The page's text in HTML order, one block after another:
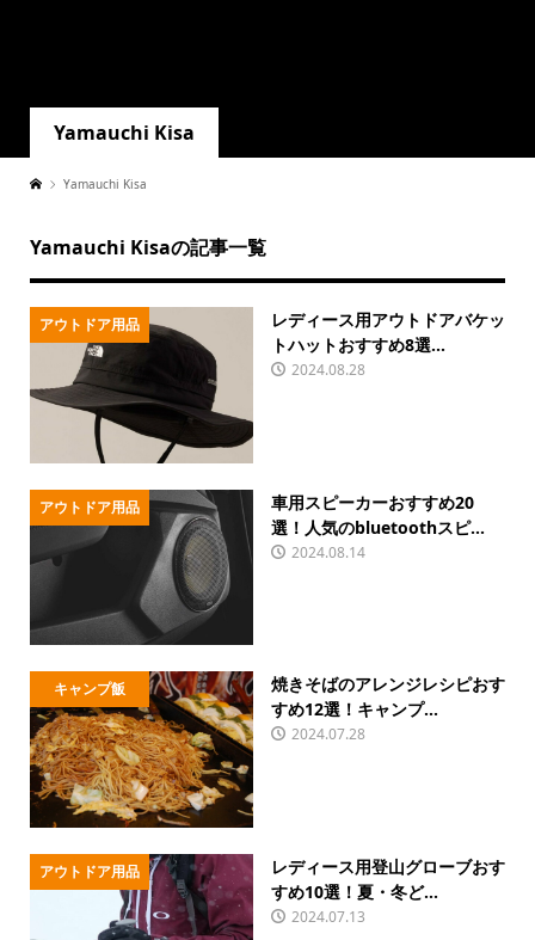
Yamauchi Kisa
Yamauchi Kisa
Yamauchi Kisaの記事一覧
アウトドア用品
レディース用アウトドアバケッ
トハットおすすめ8選...
2024.08.28
アウトドア用品
車用スピーカーおすすめ20
選！人気のbluetoothスピ...
2024.08.14
キャンプ飯
焼きそばのアレンジレシピおす
すめ12選！キャンプ...
2024.07.28
アウトドア用品
レディース用登山グローブおす
すめ10選！夏・冬ど...
2024.07.13